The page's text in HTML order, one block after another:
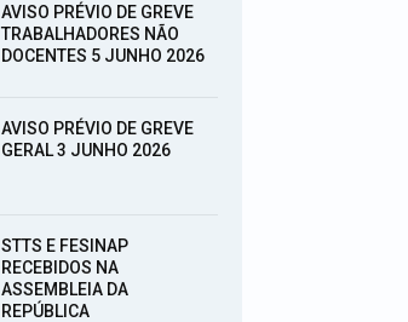
AVISO PRÉVIO DE GREVE
TRABALHADORES NÃO
DOCENTES 5 JUNHO 2026
AVISO PRÉVIO DE GREVE
GERAL 3 JUNHO 2026
STTS E FESINAP
RECEBIDOS NA
ASSEMBLEIA DA
REPÚBLICA